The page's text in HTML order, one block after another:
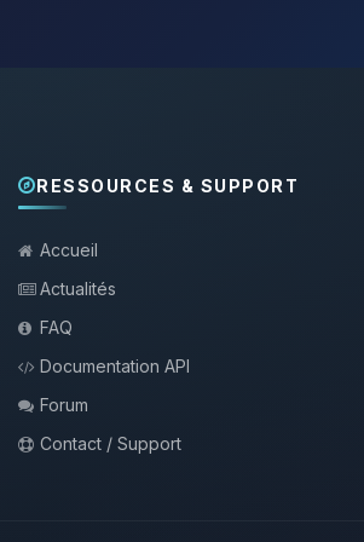
RESSOURCES & SUPPORT
Accueil
Actualités
FAQ
Documentation API
Forum
Contact / Support